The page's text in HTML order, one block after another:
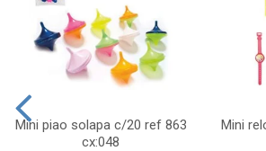
Mini piao solapa c/20 ref 863
cx:048
Mini